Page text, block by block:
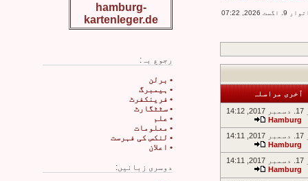
07:22
آخری مراسلہ
Hamburg
Hamburg
Hamburg
hamburg-
kartenleger.de
رجوع بہ:
• برلن
• ہیمبرگ
• فرینکفرٹ
• سٹٹگارٹ
• علم
• معلومات
• لنکس کی فہرست
• اعلان
دوسری زبانیں: